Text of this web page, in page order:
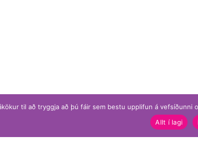
til að tryggja að þú fáir sem bestu upplifun á
Allt í lagi